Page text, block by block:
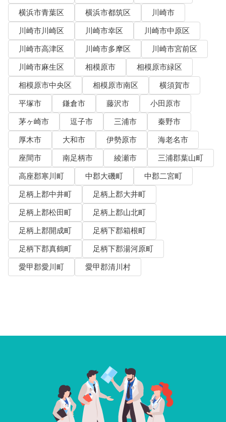
横浜市青葉区
横浜市都筑区
川崎市
川崎市川崎区
川崎市幸区
川崎市中原区
川崎市高津区
川崎市多摩区
川崎市宮前区
川崎市麻生区
相模原市
相模原市緑区
相模原市中央区
相模原市南区
横須賀市
平塚市
鎌倉市 藤沢市
小田原市
茅ヶ崎市
逗子市 三浦市
秦野市
厚木市
大和市 伊勢原市
海老名市
座間市
南足柄市 綾瀬市
三浦郡葉山町
高座郡寒川町
中郡大磯町
中郡二宮町
足柄上郡中井町
足柄上郡大井町
足柄上郡松田町
足柄上郡山北町
足柄上郡開成町
足柄下郡箱根町
足柄下郡真鶴町
足柄下郡湯河原町
愛甲郡愛川町
愛甲郡清川村